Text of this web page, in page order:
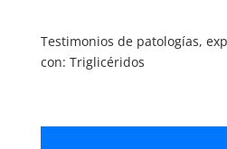
Testimonios de patologías,
con: Triglicéridos